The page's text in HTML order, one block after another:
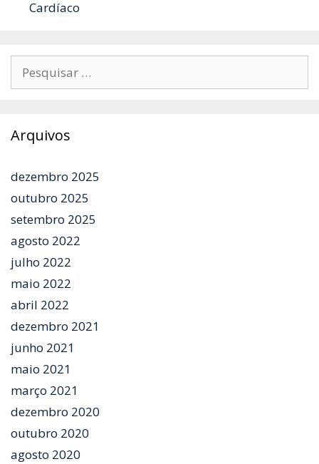
Cardíaco
por:
Arquivos
dezembro 2025
outubro 2025
setembro 2025
agosto 2022
julho 2022
maio 2022
abril 2022
dezembro 2021
junho 2021
maio 2021
março 2021
dezembro 2020
outubro 2020
agosto 2020